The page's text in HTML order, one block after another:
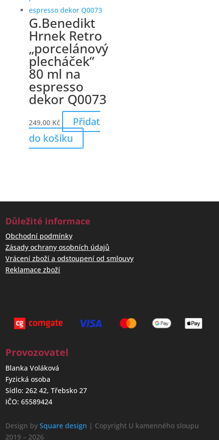
G.Benedikt
Hrnek Retro
„porcelánový
plecháček“
80 ml na
espresso
dekor Q0073
249,00 Kč
Přidat
do košíku
Důležité informace
Obchodní podmínky
Zásady ochrany osobních údajů
Vrácení zboží a odstoupení od smlouvy
Reklamace zboží
Provozovatel
Blanka Voláková
Fyzická osoba
Sídlo: 262 42, Třebsko 27
IČO: 65589424
Design bySquare design | Copyright U kamenného sloupu
2019 – 2026